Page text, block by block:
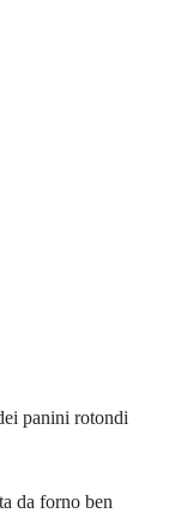
panini rotondi
da forno ben